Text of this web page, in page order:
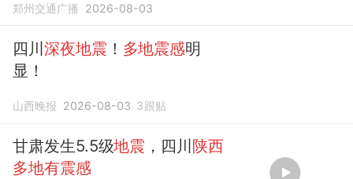
局启动四级应急响应
郑州交通广播 2026-08-03
四川深夜地震 ！ 多地震感明
显！
山西晚报 2026-08-03 3跟贴
甘肃发生5.5级地震 ，四川陕西
多地有震感